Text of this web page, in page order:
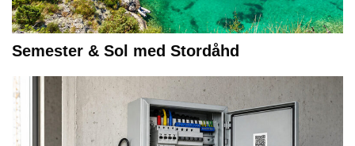
Semester & Sol med Stordåhd